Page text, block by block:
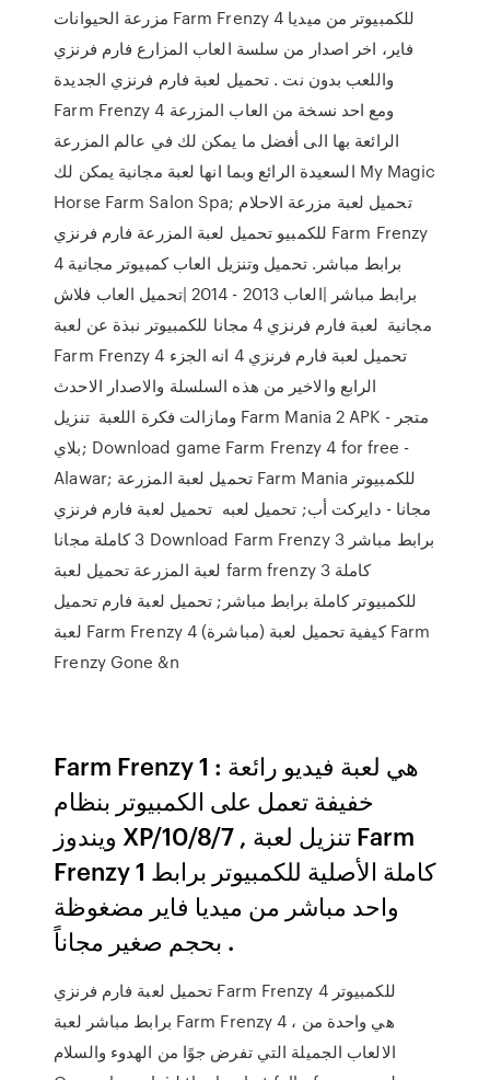
مزرعة الحيوانات Farm Frenzy 4 للكمبيوتر من ميديا
فاير، اخر اصدار من سلسة العاب المزارع فارم فرنزي
واللعب بدون نت . تحميل لعبة فارم فرنزي الجديدة
Farm Frenzy 4 ومع احد نسخة من العاب المزرعة
الرائعة بها الى أفضل ما يمكن لك في عالم المزرعة
السعيدة الرائع وبما انها لعبة مجانية يمكن لك My Magic
Horse Farm Salon Spa; تحميل لعبة مزرعة الاحلام
للكمبيو تحميل لعبة المزرعة فارم فرنزي Farm Frenzy
4 برابط مباشر. تحميل وتنزيل العاب كمبيوتر مجانية
برابط مباشر |العاب 2013 - 2014 |تحميل العاب فلاش
مجانية لعبة فارم فرنزي 4 مجانا للكمبيوتر نبذة عن لعبة
Farm Frenzy 4 تحميل لعبة فارم فرنزي 4 انه الجزء
الرابع والاخير من هذه السلسلة والاصدار الاحدث
ومازالت فكرة اللعبة تنزيل Farm Mania 2 APK - متجر
بلاي; Download game Farm Frenzy 4 for free -
Alawar; تحميل لعبة المزرعة Farm Mania للكمبيوتر
مجانا - دايركت أب; تحميل لعبه تحميل لعبة فارم فرنزي
3 كاملة مجانا Download Farm Frenzy 3 برابط مباشر
لعبة المزرعة تحميل لعبة farm frenzy 3 كاملة
للكمبيوتر كاملة برابط مباشر; تحميل لعبة فارم تحميل
لعبة Farm Frenzy 4 (مباشرة) كيفية تحميل لعبة Farm
Frenzy Gone &n
Farm Frenzy 1 : هي لعبة فيديو رائعة
خفيفة تعمل على الكمبيوتر بنظام
ويندوز XP/10/8/7 , تنزيل لعبة Farm
Frenzy 1 كاملة الأصلية للكمبيوتر برابط
واحد مباشر من ميديا فاير مضغوظة
بحجم صغير مجاناً .
تحميل لعبة فارم فرنزي Farm Frenzy 4 للكمبيوتر
برابط مباشر لعبة Farm Frenzy 4 ، هي واحدة من
الالعاب الجميلة التي تفرض جوًا من الهدوء والسلام